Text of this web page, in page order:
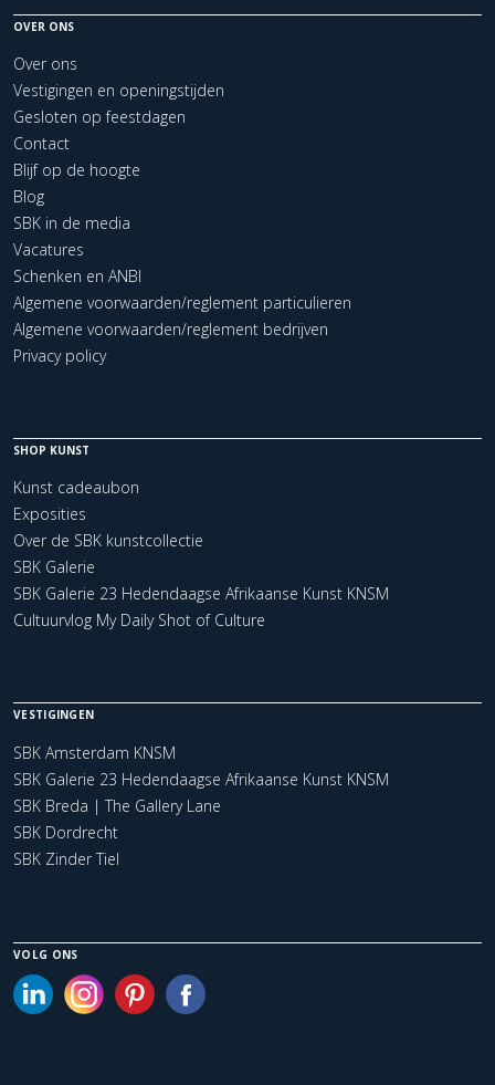
OVER ONS
Over ons
Vestigingen en openingstijden
Gesloten op feestdagen
Contact
Blijf op de hoogte
Blog
SBK in de media
Vacatures
Schenken en ANBI
Algemene voorwaarden/reglement particulieren
Algemene voorwaarden/reglement bedrijven
Privacy policy
SHOP KUNST
Kunst cadeaubon
Exposities
Over de SBK kunstcollectie
SBK Galerie
SBK Galerie 23 Hedendaagse Afrikaanse Kunst KNSM
Cultuurvlog My Daily Shot of Culture
VESTIGINGEN
SBK Amsterdam KNSM
SBK Galerie 23 Hedendaagse Afrikaanse Kunst KNSM
SBK Breda | The Gallery Lane
SBK Dordrecht
SBK Zinder Tiel
VOLG ONS